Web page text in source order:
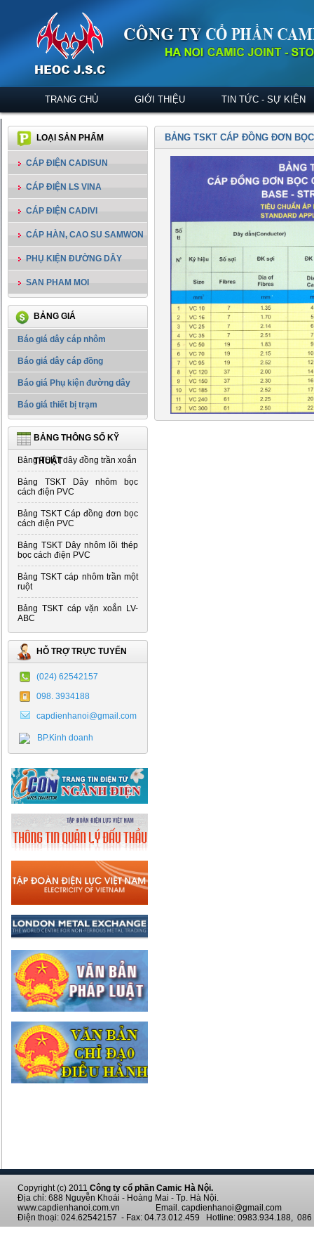
TRANG CHỦ GIỚI THIỆU TIN TỨC - SỰ KIỆN
LOẠI SẢN PHẨM
CÁP ĐIỆN CADISUN
CÁP ĐIỆN LS VINA
CÁP ĐIỆN CADIVI
CÁP HÀN, CAO SU SAMWON
PHỤ KIỆN ĐƯỜNG DÂY
SAN PHAM MOI
BẢNG GIÁ
Báo giá dây cáp nhôm
Báo giá dây cáp đồng
Báo giá Phụ kiện đường dây
Báo giá thiết bị trạm
BẢNG THÔNG SỐ KỸ
THUẬT
Bảng TSKT dây đồng trần xoắn
Bảng TSKT Dây nhôm bọc
cách điện PVC
Bảng TSKT Cáp đồng đơn bọc
cách điện PVC
Bảng TSKT Dây nhôm lõi thép
bọc cách điện PVC
Bảng TSKT cáp nhôm trần một
ruột
Bảng TSKT cáp vặn xoắn LV-
ABC
HỖ TRỢ TRỰC TUYẾN
(024) 62542157
098. 3934188
capdienhanoi@gmail.com
BP.Kinh doanh
BẢNG TSKT CÁP ĐỒNG ĐƠN
Copyright (c) 2011 Công ty cổ phần Camic Hà Nội.
Địa chỉ: 688 Nguyễn Khoái - Hoàng Mai - Tp. Hà Nội.
www.capdienhanoi.com.vn Email. capdienhanoi@gmail.com
Điện thoại: 024.62542157 - Fax: 04.73.012.459 Hotline: 0983.934.188, 086